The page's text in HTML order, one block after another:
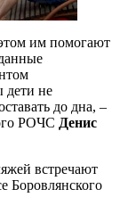
им помогают
дети не
до дна, –
РОЧС Денис
встречают
Боровлянского